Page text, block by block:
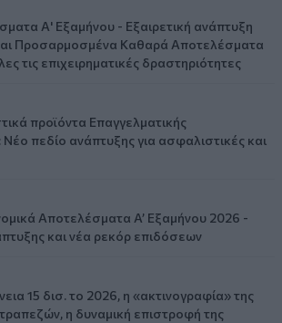
Α' Εξαμήνου - Εξαιρετική ανάπτυξη
Προσαρμοσμένα Καθαρά Αποτελέσματα
τις επιχειρηματικές δραστηριότητες
προϊόντα Επαγγελματικής
πεδίο ανάπτυξης για ασφαλιστικές και
Αποτελέσματα A’ Εξαμήνου 2026 -
και νέα ρεκόρ επιδόσεων
15 δισ. το 2026, η «ακτινογραφία» της
η δυναμική επιστροφή της